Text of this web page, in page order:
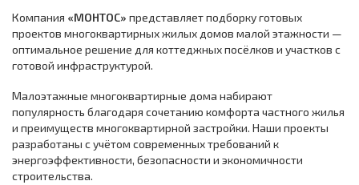
Компания «МОНТОС» представляет подборку готовых
проектов многоквартирных жилых домов малой этажности —
оптимальное решение для коттеджных посёлков и участков с
готовой инфраструктурой.
Малоэтажные многоквартирные дома набирают
популярность благодаря сочетанию комфорта частного жилья
и преимуществ многоквартирной застройки. Наши проекты
разработаны с учётом современных требований к
энергоэффективности, безопасности и экономичности
строительства.